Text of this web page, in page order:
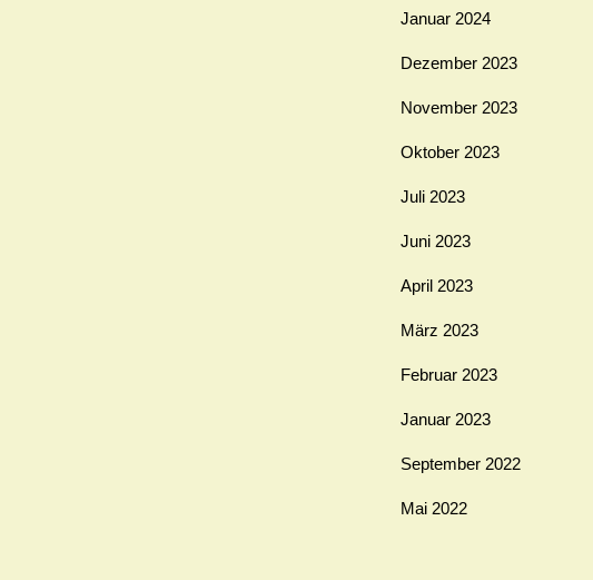
Januar 2024
Dezember 2023
November 2023
Oktober 2023
Juli 2023
Juni 2023
April 2023
März 2023
Februar 2023
Januar 2023
September 2022
Mai 2022